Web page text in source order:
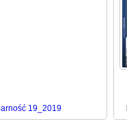
19_2019